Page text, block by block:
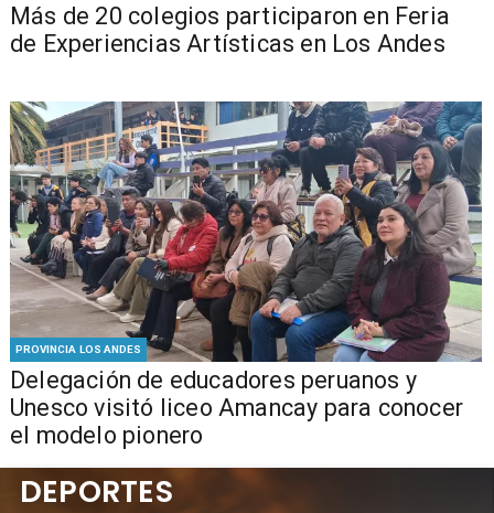
Más de 20 colegios participaron en Feria
de Experiencias Artísticas en Los Andes
PROVINCIA LOS ANDES
Delegación de educadores peruanos y
Unesco visitó liceo Amancay para conocer
el modelo pionero
DEPORTES